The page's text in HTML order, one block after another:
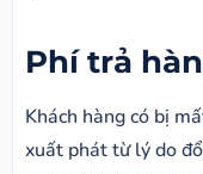
Phí trả
Khách hàng có bị
xuất phát từ lý do